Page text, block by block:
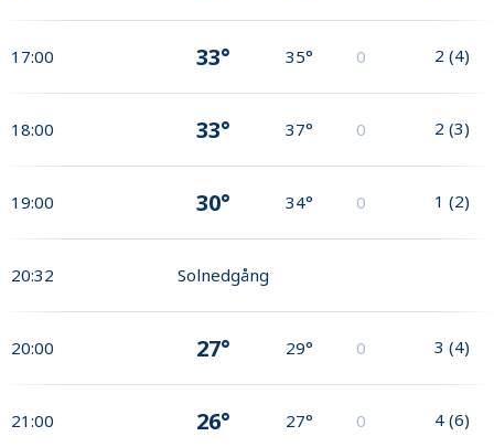
17:00 33° 35° 0 2 (4)
18:00 33° 37° 0 2 (3)
19:00 30° 34° 0 1 (2)
20:32 Solnedgång
20:00 27° 29° 0 3 (4)
21:00 26° 27° 0 4 (6)